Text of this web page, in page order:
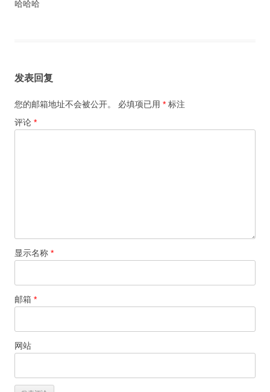
哈哈哈
发表回复
您的邮箱地址不会被公开。 必填项已用 * 标注
评论 *
显示名称 *
邮箱 *
网站